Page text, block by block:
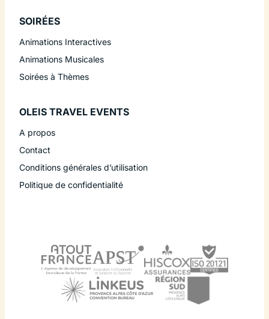
SOIRÉES
Animations Interactives
Animations Musicales
Soirées à Thèmes
OLEIS TRAVEL EVENTS
A propos
Contact
Conditions générales d’utilisation
Politique de confidentialité